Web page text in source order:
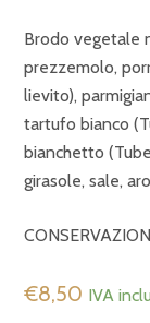
Brodo vegetale
prezzemolo,
lievito),
tartufo bianco
bianchetto
girasole, sale,
€8,50 IVA